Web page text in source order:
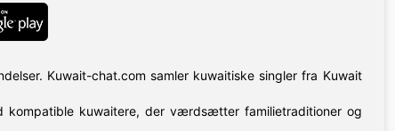
Kuwait-chat.com samler kuwaitiske singler fra Kuwait
kompatible kuwaitere, der værdsætter familietraditioner og